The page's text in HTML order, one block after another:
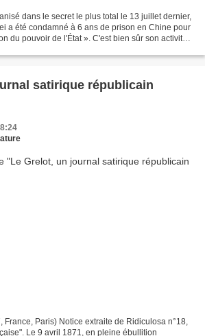
dans le secret le plus total le 13 juillet dernier,
a été condamné à 6 ans de prison en Chine pour
du pouvoir de l'État ». C'est bien sûr son activité
satirique républicain
France, Paris) Notice extraite de Ridiculosa n°18,
Le 9 avril 1871, en pleine ébullition